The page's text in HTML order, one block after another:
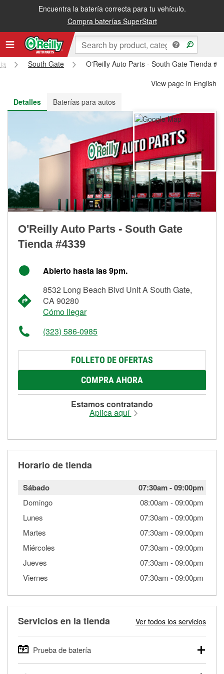
Encuentra la batería correcta para tu vehículo.
Compra baterías SuperStart
Recibe tu orden gratis al día siguiente o recógela en la tienda
South Gate
O'Reilly Auto Parts - South Gate Tienda
View page in English
Detalles
Baterías para autos
O'Reilly Auto Parts - South Gate
Tienda #4339
Abierto hasta las 9pm.
8532 Long Beach Blvd Unit A South Gate,
CA 90280
Cómo llegar
(323) 586-0985
FOLLETO DE OFERTAS
COMPRA AHORA
Estamos contratando
Aplica aquí
Horario de tienda
Sábado 07:30am-09:00pm
Domingo 08:00am -09:00pm
Lunes
07:30am -09:00pm
Martes
07:30am -09:00pm
Miércoles
07:30am -09:00pm
Jueves
07:30am -09:00pm
Viernes
07:30am -09:00pm
Servicios en la tienda Ver todos los servicios
Prueba de batería